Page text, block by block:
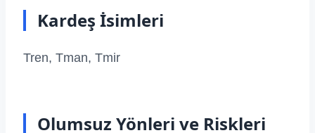
Kardeş İsimleri
Tren, Tman, Tmir
Olumsuz Yönleri ve Riskleri